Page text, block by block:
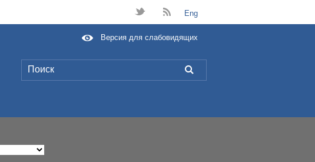
t B Eng
L
Версия для слабовидящих